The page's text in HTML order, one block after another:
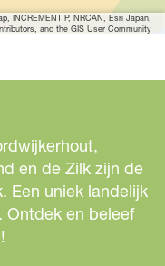
INCREMENT P, NRCAN, Esri Japan,
and the GIS User Community
en de Zilk zijn de
Een uniek landelijk
Ontdek en beleef